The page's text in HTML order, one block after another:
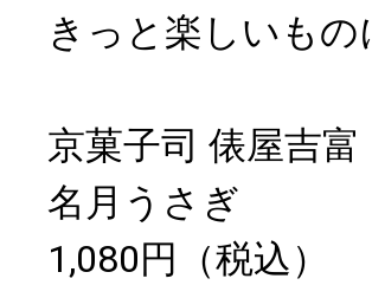
きっと楽しいもの
京菓子司 俵屋吉富
名月うさぎ
1,080円（税込）